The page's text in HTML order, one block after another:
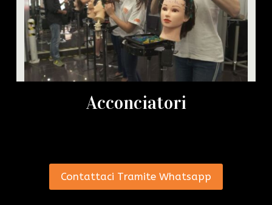
Acconciatori
Contattaci Tramite Whatsapp